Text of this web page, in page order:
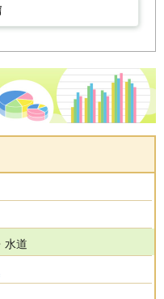
ップページ
水道